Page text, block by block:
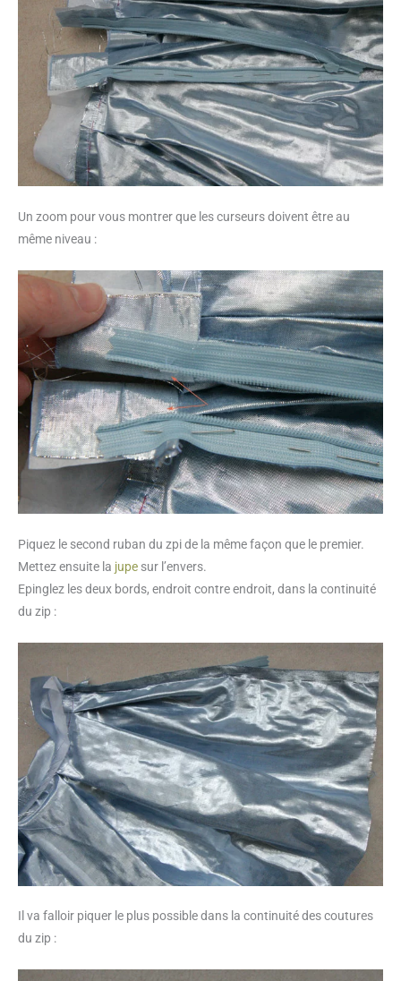
Un zoom pour vous montrer que les curseurs doivent être au
même niveau :
Piquez le second ruban du zpi de la même façon que le premier.
Mettez ensuite la jupe sur l’envers.
Epinglez les deux bords, endroit contre endroit, dans la continuité
du zip :
Il va falloir piquer le plus possible dans la continuité des coutures
du zip :